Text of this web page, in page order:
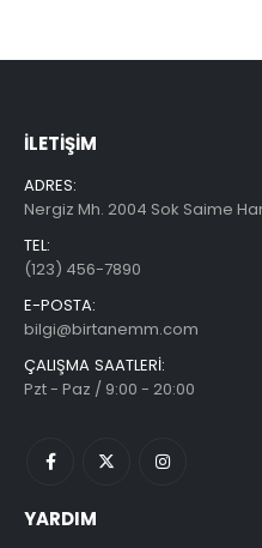
İLETIŞIM
ADRES:
Nergiz Mh. 2004 Sok Saime
TEL:
(123) 456-7890
E-POSTA:
bilgi@birtanemm.com
ÇALIŞMA SAATLERI:
Pzt - Paz / 9:00 - 20:00
YARDIM